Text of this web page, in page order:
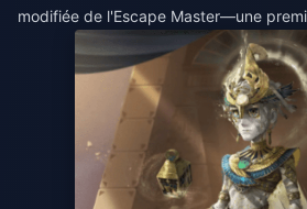
modifiée de l'Escape Master—une